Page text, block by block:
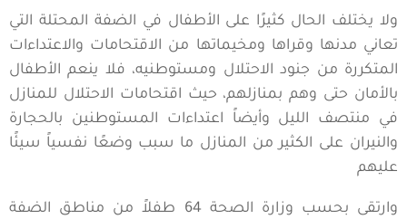
ولا يختلف الحال كثيرًا على الأطفال في الضفة المحتلة التي
تعاني مدنها وقراها ومخيماتها من الاقتحامات والاعتداءات
المتكررة من جنود الاحتلال ومستوطنيه، فلا ينعم الأطفال
بالأمان حتى وهم بمنازلهم، حيث اقتحامات الاحتلال للمنازل
في منتصف الليل وأيضاً اعتداءات المستوطنين بالحجارة
والنيران على الكثير من المنازل ما سبب وضعًا نفسياً سيئًا
عليهم
وارتقى بحسب وزارة الصحة 64 طفلاً من مناطق الضفة